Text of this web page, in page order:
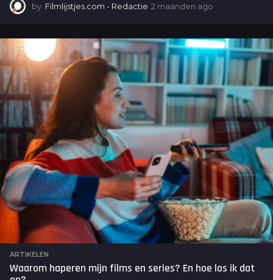
by Filmlijstjes.com - Redactie 2 maanden ago
a
n
d
n
a
g
ARTIKELEN
Waarom haperen mijn films en series? En hoe los ik dat